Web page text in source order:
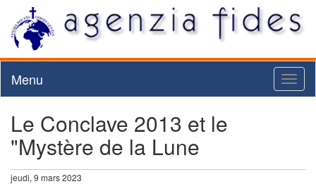
Menu
Le Conclave 2013 et le
"Mystère de la Lune
jeudi, 9 mars 2023